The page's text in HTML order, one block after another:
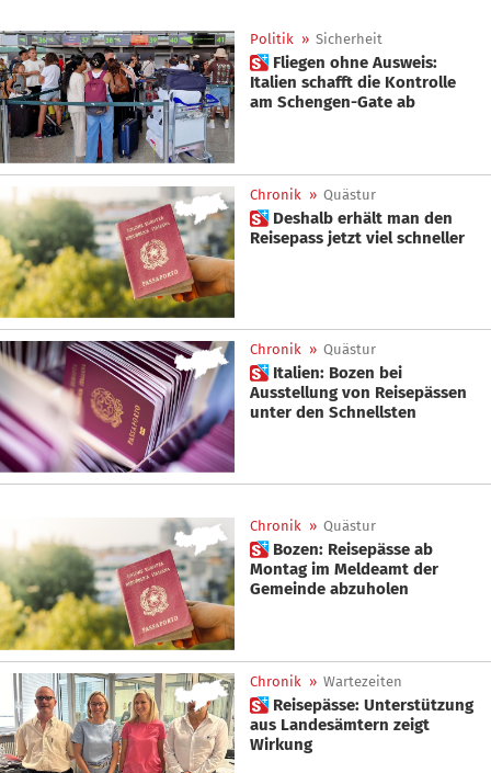
Politik » Sicherheit
 Fliegen ohne Ausweis:
Italien schafft die Kontrolle
am Schengen-Gate ab
Chronik » Quästur
 Deshalb erhält man den
Reisepass jetzt viel schneller
Chronik » Quästur
 Italien: Bozen bei
Ausstellung von Reisepässen
unter den Schnellsten
Chronik » Quästur
 Bozen: Reisepässe ab
Montag im Meldeamt der
Gemeinde abzuholen
Chronik » Wartezeiten
 Reisepässe: Unterstützung
aus Landesämtern zeigt
Wirkung